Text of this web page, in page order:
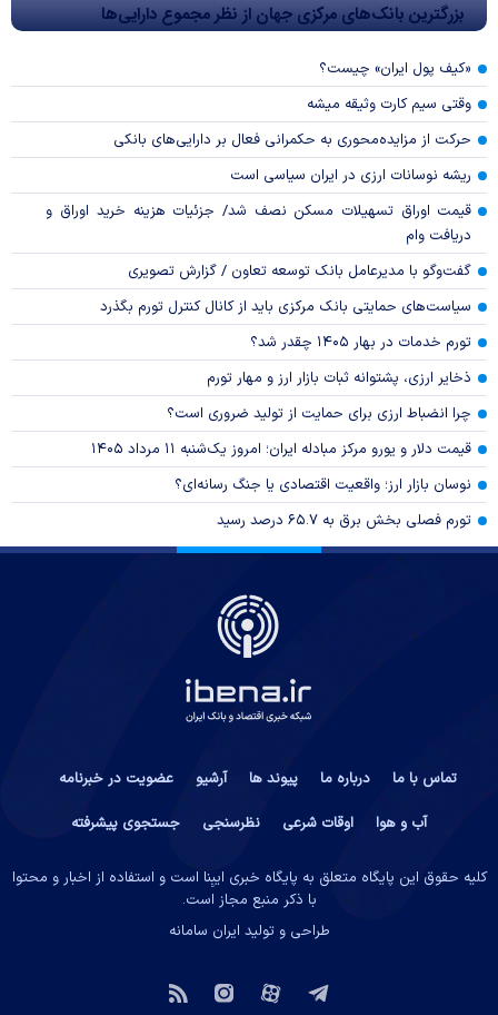
بزرگترین بانک‌های مرکزی جهان از نظر مجموع دارایی‌ها
«کیف پول ایران» چیست؟
وقتی سیم کارت وثیقه میشه
حرکت از مزایده‌محوری به حکمرانی فعال بر دارایی‌های بانکی
ریشه نوسانات ارزی در ایران سیاسی است
قیمت اوراق تسهیلات مسکن نصف شد/ جزئیات هزینه خرید اوراق و
دریافت وام
گفت‌وگو با مدیرعامل بانک توسعه تعاون / گزارش تصویری
سیاست‌های حمایتی بانک مرکزی باید از کانال کنترل تورم بگذرد
تورم خدمات در بهار ۱۴۰۵ چقدر شد؟
ذخایر ارزی، پشتوانه ثبات بازار ارز و مهار تورم
چرا انضباط ارزی برای حمایت از تولید ضروری است؟
قیمت دلار و یورو مرکز مبادله ایران؛ امروز یک‌شنبه ۱۱ مرداد ۱۴۰۵
نوسان بازار ارز؛ واقعیت اقتصادی یا جنگ رسانه‌ای؟
تورم فصلی بخش برق به ۶۵.۷ درصد رسید
تماس با ما درباره ما پیوند ها آرشیو
عضویت در خبرنامه
آب و هوا
اوقات شرعی نظرسنجی جستجوی پیشرفته
کلیه حقوق این پایگاه متعلق به پایگاه خبری ایبِنا است و استفاده از اخبار و محتوا
با ذکر منبع مجاز است.
طراحی و تولید ایران سامانه